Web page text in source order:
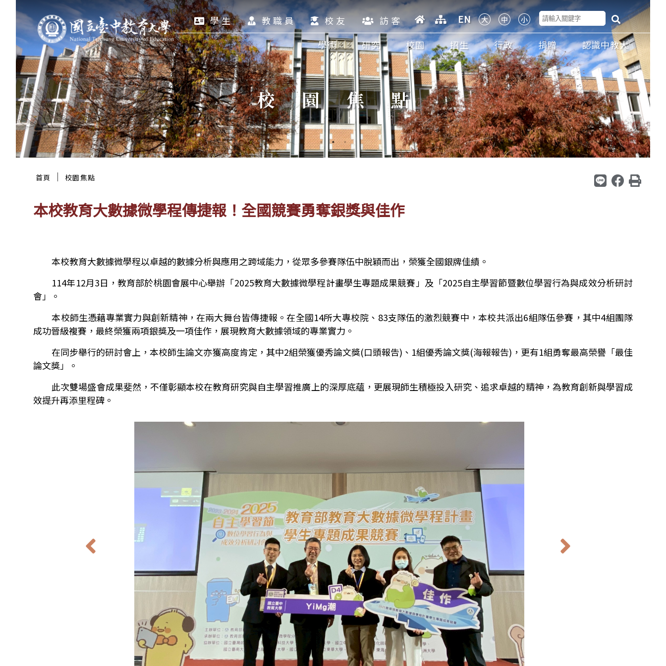
跳
至
主
要
區
塊
:::
學生
教職員 校友 訪客
EN
學術
研究 校園 招生 行政 捐贈 認識中教大
校園焦點
首頁 ｜ 校園焦點
本校教育大數據微學程傳捷報！全國競賽勇奪銀獎與佳作
本校教育大數據微學程以卓越的數據分析與應用之跨域能力，從眾多參賽隊伍中脫穎而出，榮獲全國銀牌佳績。
114年12月3日，教育部於桃園會展中心舉辦「2025教育大數據微學程計畫學生專題成果競賽」及「2025自主學習節暨數位學習行為與成效分析研討
會」。
本校師生憑藉專業實力與創新精神，在兩大舞台皆傳捷報。 在全國14所大專校院、 83支隊伍的激烈競賽中，本校共派出6組隊伍參賽，其中4組團隊
成功晉級複賽，最終榮獲兩項銀獎及一項佳作，展現教育大數據領域的專業實力。
在同步舉行的研討會上，本校師生論文亦獲高度肯定，其中2組榮獲優秀論文獎(口頭報告) 、 1組優秀論文獎(海報報告) ，更有1組勇奪最高榮譽「最佳
論文獎」。
此次雙場盛會成果斐然，不僅彰顯本校在教育研究與自主學習推廣上的深厚底蘊，更展現師生積極投入研究、追求卓越的精神，為教育創新與學習成
效提升再添里程碑。